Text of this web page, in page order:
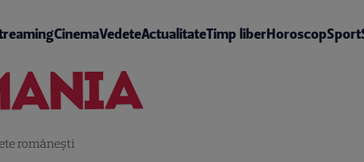
CinemaVedeteActualitateTimp liberHoroscopSport
româneşti